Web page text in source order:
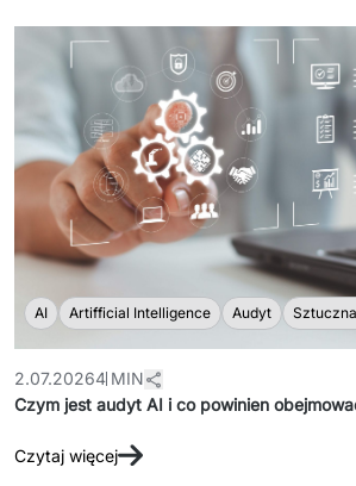
AI Artifficial Intelligence Audyt
2.07.20264 MIN
Czym jest audyt AI i co powinien
Czytaj więcej